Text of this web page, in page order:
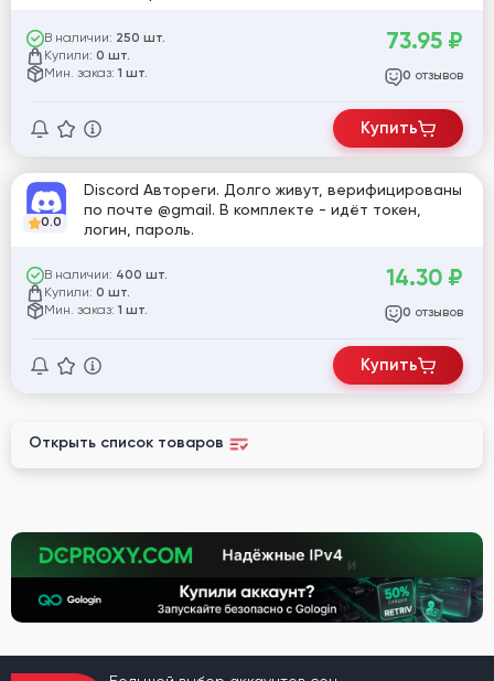
В наличии: 250 шт.
Купили: 0 шт.
Мин. заказ: 1 шт.
73.95 ₽
0 отзывов
Купить
0.0
Discord Автореги. Долго живут, верифицированы
по почте @gmail. В комплекте - идёт токен,
логин, пароль.
В наличии: 400 шт.
Купили: 0 шт.
Мин. заказ: 1 шт.
14.30 ₽
0 отзывов
Купить
Открыть список товаров